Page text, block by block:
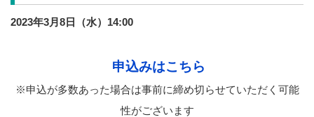
2023年3月8日（水）14:00
申込みはこちら
※申込が多数あった場合は事前に締め切らせていただく可能
性がございます